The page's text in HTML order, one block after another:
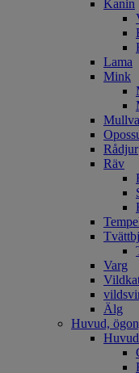
Kanin
Lama
Mink
Rådjur
Räv
Varg
Älg
Huvud,